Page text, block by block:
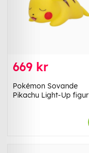
669 kr
Pokémon Sovande
Pikachu Light-Up figur